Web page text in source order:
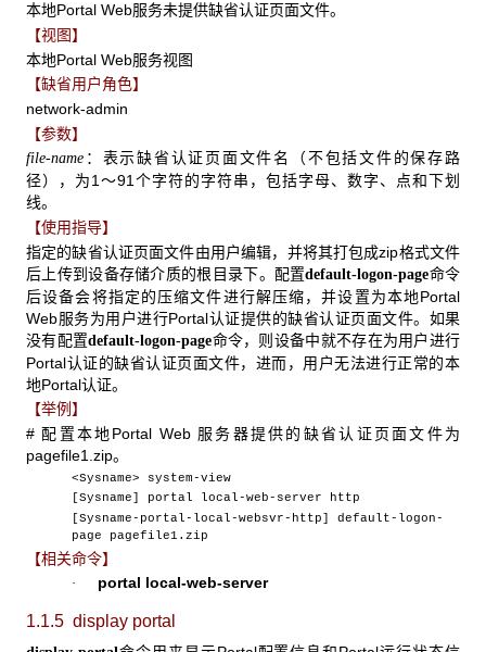
本地Portal Web服务未提供缺省认证页面文件。
【视图】
本地Portal Web服务视图
【缺省用户角色】
network-admin
【参数】
file-name ：表示缺省认证页面文件名（不包括文件的保存路
径），为1～91个字符的字符串，包括字母、数字、点和下划
线。
【使用指导】
指定的缺省认证页面文件由用户编辑，并将其打包成zip格式文件
后上传到设备存储介质的根目录下。配置default-logon-page命令
后设备会将指定的压缩文件进行解压缩，并设置为本地Portal
Web服务为用户进行Portal认证提供的缺省认证页面文件。如果
没有配置default-logon-page命令，则设备中就不存在为用户进行
Portal认证的缺省认证页面文件，进而，用户无法进行正常的本
地Portal认证。
【举例】
# 配置本地Portal Web 服务器提供的缺省认证页面文件为
pagefile1.zip。
<Sysname> system-view
[Sysname] portal local-web-server http
[Sysname-portal-local-websvr-http] default-logon-
page pagefile1.zip
【相关命令】
· portal local-web-server
1.1.5 display portal